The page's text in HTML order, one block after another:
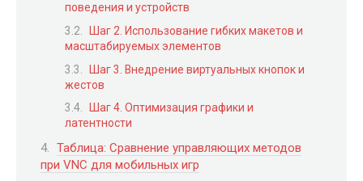
поведения и устройств
Шаг 2. Использование гибких макетов и
масштабируемых элементов
Шаг 3. Внедрение виртуальных кнопок и
жестов
Шаг 4. Оптимизация графики и
латентности
Таблица: Сравнение управляющих методов
при VNC для мобильных игр